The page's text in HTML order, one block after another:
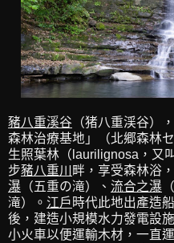
豬八重溪谷 （猪八重渓谷）
森林治療基地」（北郷森林
生照葉林（laurilignosa，又
步豬八重川 畔，享受森林浴
瀑 （五重の滝）、 流合之瀑
滝）。 江戶 時代此地出產造
後，建造小規模水力發電設
小火車以便運輸木材，一直